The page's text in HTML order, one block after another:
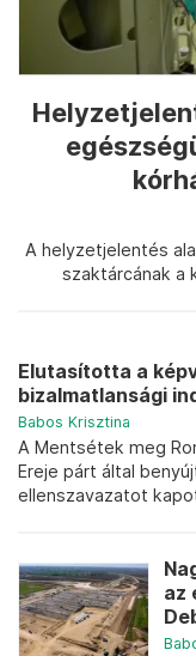
A helyzetjelentés
szaktárcának a
Elutasította a
bizalmatlansági
Babos Krisztina
A Mentsétek meg
Ereje párt által
ellenszavazatot
az